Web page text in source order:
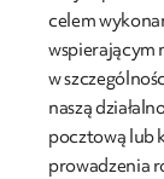
celem
wspierającym
w
naszą
pocztową lub
prowadzenia